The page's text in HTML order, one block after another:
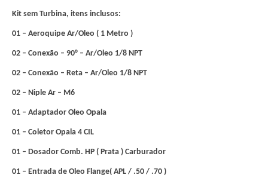
Kit sem Turbina, itens inclusos:
01 – Aeroquipe Ar/Oleo ( 1 Metro )
02 – Conexão – 90° – Ar/Oleo 1/8 NPT
02 – Conexão – Reta – Ar/Oleo 1/8 NPT
02 – Niple Ar – M6
01 – Adaptador Oleo Opala
01 – Coletor Opala 4 CIL
01 – Dosador Comb. HP ( Prata ) Carburador
01 – Entrada de Oleo Flange( APL / .50 / .70 )